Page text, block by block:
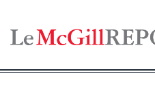
content